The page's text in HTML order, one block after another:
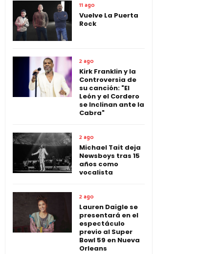
11 ago
Vuelve La Puerta
Rock
2 ago
Kirk Franklin y la
Controversia de
su canción: "El
León y el Cordero
se Inclinan ante la
Cabra"
2 ago
Michael Tait deja
Newsboys tras 15
años como
vocalista
2 ago
Lauren Daigle se
presentará en el
espectáculo
previo al Super
Bowl 59 en Nueva
Orleans